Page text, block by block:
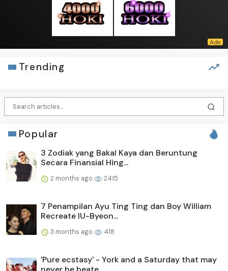
Trending
Popular
3 Zodiak yang Bakal Kaya dan Beruntung
Secara Finansial Hing...
2 months ago 2415
7 Penampilan Ayu Ting Ting dan Boy William
Recreate IU-Byeon...
3 months ago 418
'Pure ecstasy' - York and a Saturday that may